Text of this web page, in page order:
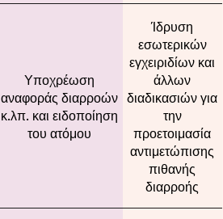
Υποχρέωση
αναφοράς διαρροών
κ.λπ. και ειδοποίηση
του ατόμου
Ίδρυση
εσωτερικών
εγχειριδίων και
άλλων
διαδικασιών για
την
προετοιμασία
αντιμετώπισης
πιθανής
διαρροής